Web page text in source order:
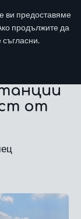
ви предоставяме
продължите да
съгласни.
от